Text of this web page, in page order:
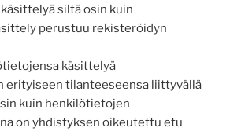
siltä osin kuin
perustuu rekisteröidyn
käsittelyä
erityiseen tilanteeseensa liittyvällä
kuin henkilötietojen
on yhdistyksen oikeutettu etu